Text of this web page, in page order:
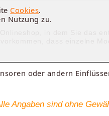
in dem Sie das
oder andern
Angaben sind ohne
Cookies.
Nutzung zu.